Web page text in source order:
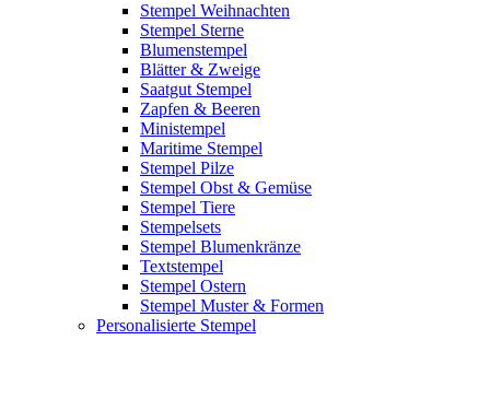
Stempel Weihnachten
Stempel Sterne
Blumenstempel
Blätter & Zweige
Saatgut Stempel
Zapfen & Beeren
Ministempel
Maritime Stempel
Stempel Pilze
Stempel Obst & Gemüse
Stempel Tiere
Stempelsets
Stempel Blumenkränze
Textstempel
Stempel Ostern
Stempel Muster & Formen
Personalisierte Stempel